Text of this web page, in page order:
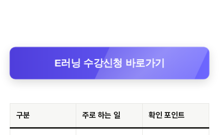
E러닝 수강신청 바로가기
구분 주로 하는 일 확인 포인트